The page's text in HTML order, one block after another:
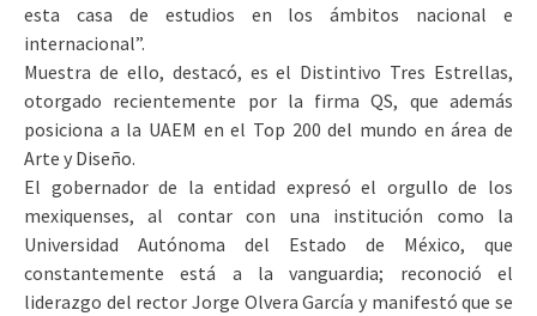
esta casa de estudios en los ámbitos nacional e
internacional”.
Muestra de ello, destacó, es el Distintivo Tres Estrellas,
otorgado recientemente por la firma QS, que además
posiciona a la UAEM en el Top 200 del mundo en área de
Arte y Diseño.
El gobernador de la entidad expresó el orgullo de los
mexiquenses, al contar con una institución como la
Universidad Autónoma del Estado de México, que
constantemente está a la vanguardia; reconoció el
liderazgo del rector Jorge Olvera García y manifestó que se